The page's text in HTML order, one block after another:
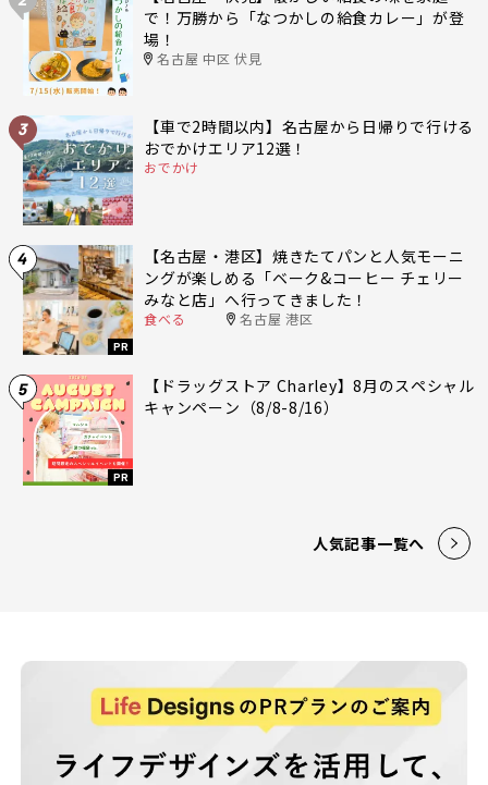
で！万勝から「なつかしの給食カレー」が登
場！
名古屋 中区 伏見
3
【車で2時間以内】名古屋から日帰りで行ける
おでかけエリア12選！
おでかけ
4
PR
【名古屋・港区】焼きたてパンと人気モーニ
ングが楽しめる「ベーク&コーヒー チェリー
みなと店」へ行ってきました！
食べる 名古屋 港区
5
PR
【ドラッグストア Charley】8月のスペシャル
キャンペーン（8/8-8/16）
人気記事一覧へ